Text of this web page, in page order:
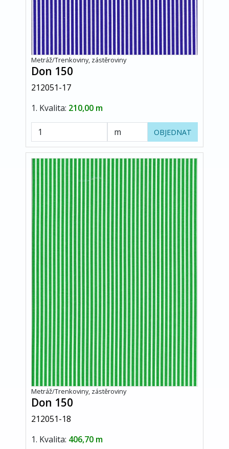
Metráž/Trenkoviny, zástěroviny
Don 150
212051-17
1. Kvalita: 210,00 m
OBJEDNAT
Metráž/Trenkoviny, zástěroviny
Don 150
212051-18
1. Kvalita: 406,70 m